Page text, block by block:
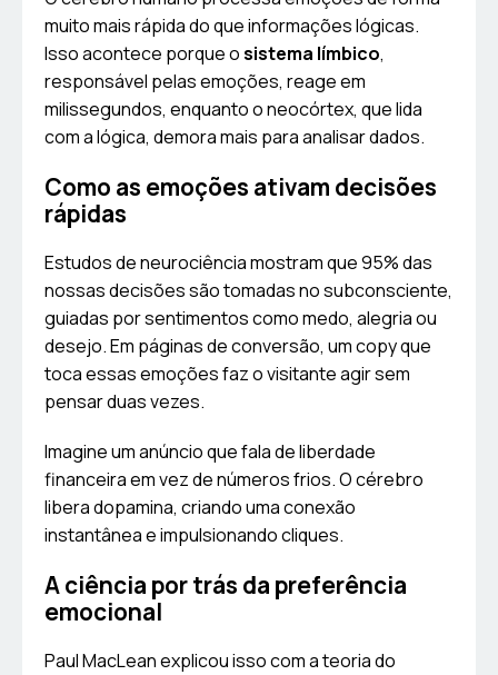
muito mais rápida do que informações lógicas.
Isso acontece porque osistema límbico,
responsável pelas emoções, reage em
milissegundos, enquanto o neocórtex, que lida
com a lógica, demora mais para analisar dados.
Como as emoções ativam decisões
rápidas
Estudos de neurociência mostram que 95% das
nossas decisões são tomadas no subconsciente,
guiadas por sentimentos como medo, alegria ou
desejo. Em páginas de conversão, um copy que
toca essas emoções faz o visitante agir sem
pensar duas vezes.
Imagine um anúncio que fala de liberdade
financeira em vez de números frios. O cérebro
libera dopamina, criando uma conexão
instantânea e impulsionando cliques.
A ciência por trás da preferência
emocional
Paul MacLean explicou isso com a teoria do